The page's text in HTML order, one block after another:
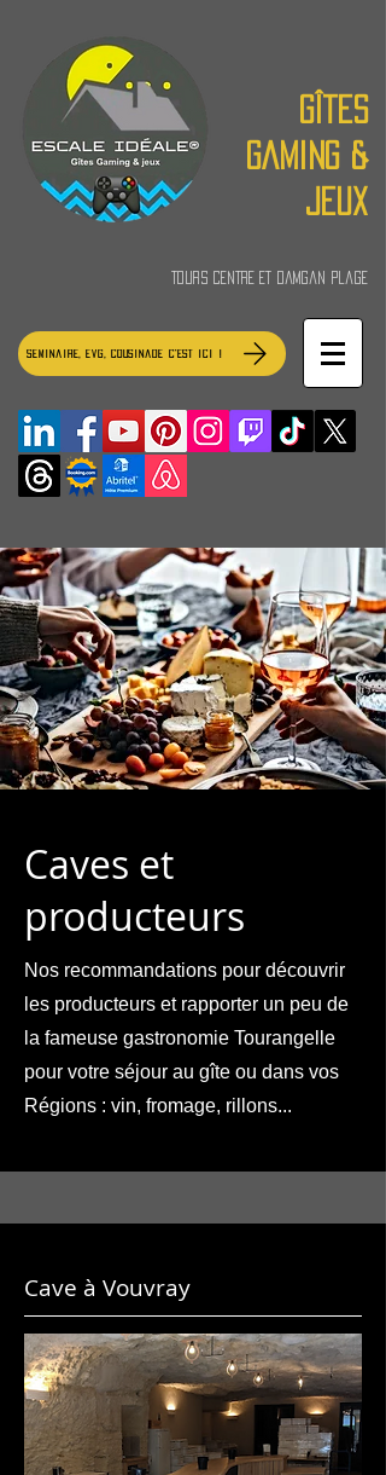
Gîtes
Gaming &
jeux
Tours Centre et Damgan Plage
Séminaire, EVG, Cousinade c'est ici !
Caves et
producteurs
Nos recommandations pour découvrir
les producteurs et rapporter un peu de
la fameuse gastronomie Tourangelle
pour votre séjour au gîte ou dans vos
Régions : vin, fromage, rillons...
Cave à Vouvray